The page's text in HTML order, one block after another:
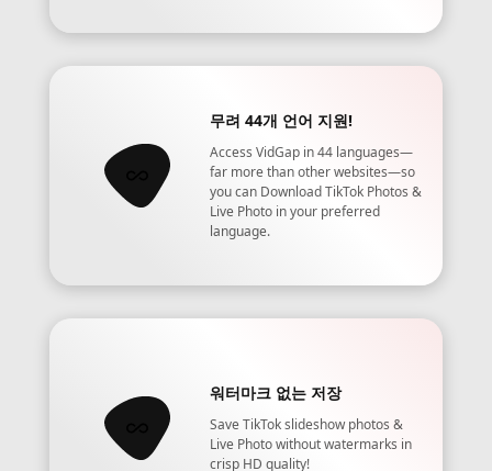
무려 44개 언어 지원!
Access VidGap in 44 languages—
far more than other websites—so
you can Download TikTok Photos &
Live Photo in your preferred
language.
워터마크 없는 저장
Save TikTok slideshow photos &
Live Photo without watermarks in
crisp HD quality!